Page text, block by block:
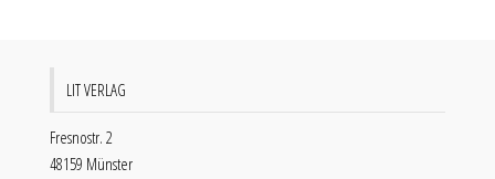
LIT VERLAG
Fresnostr. 2
48159 Münster